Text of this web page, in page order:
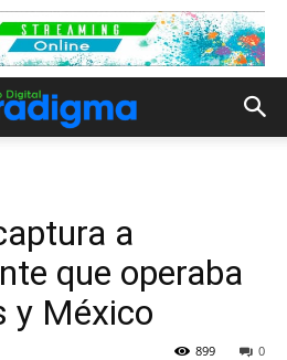
a
que operaba
y México
0
899